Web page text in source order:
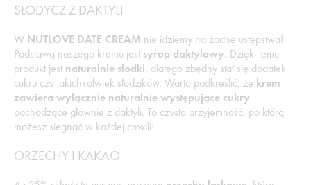
SŁODYCZ Z DAKTYLI
W NUTLOVE DATE CREAM nie idziemy na żadne ustępstwa!
Podstawą naszego kremu jest syrop daktylowy. Dzięki temu
produkt jest naturalnie słodki, dlatego zbędny stał się dodatek
cukru czy jakichkolwiek słodzików. Warto podkreślić, że krem
zawiera wyłącznie naturalnie występujące cukry
pochodzące głównie z daktyli. To czysta przyjemność, po którą
możesz sięgnąć w każdej chwili!
ORZECHY I KAKAO